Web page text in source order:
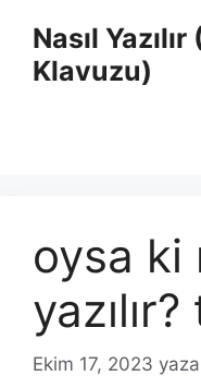
Nasıl
Klavuzu)
oysa ki
Ekim 17, 2023